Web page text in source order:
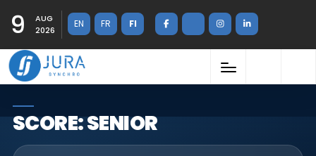
9
AUG
2026
EN FR FI
SCORE: SENIOR